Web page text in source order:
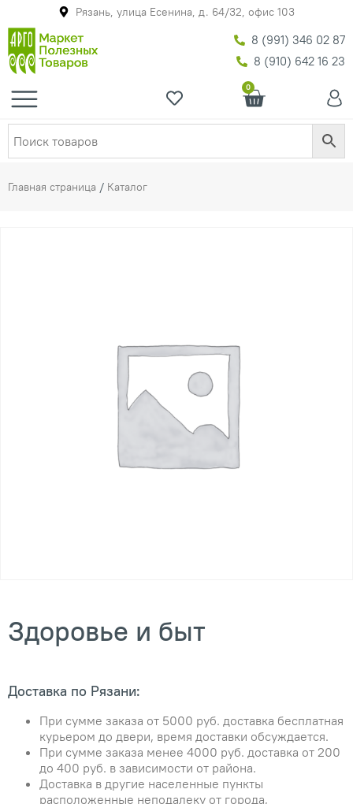
Рязань, улица Есенина, д. 64/32, офис 103
8 (991) 346 02 87
8 (910) 642 16 23
0
Главная страница / Каталог
Здоровье и быт
Доставка по Рязани:
При сумме заказа от 5000 руб. доставка бесплатная
курьером до двери, время доставки обсуждается.
При сумме заказа менее 4000 руб. доставка от 200
до 400 руб. в зависимости от района.
Доставка в другие населенные пункты
расположенные неподалеку от города,